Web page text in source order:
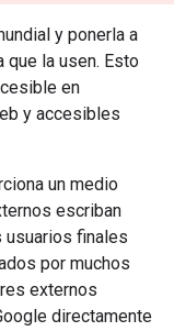
y ponerla a
la usen. Esto
en
y accesibles
un medio
escriban
usuarios finales
por muchos
externos
directamente